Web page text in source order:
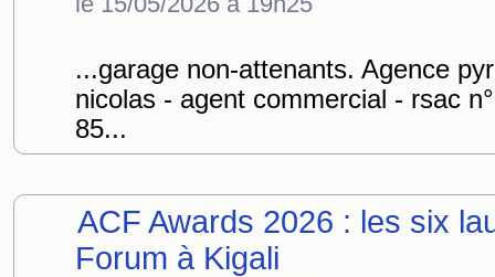
...garage non-attenants. Agence
nicolas - agent commercial - rsac
85...
ACF Awards 2026 : les six
Forum à Kigali